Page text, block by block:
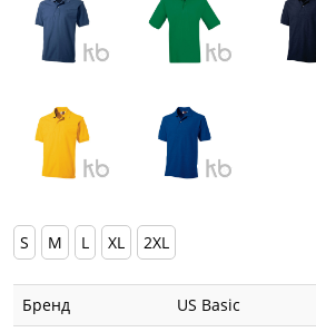
S M L XL 2XL
Бренд
US Basic